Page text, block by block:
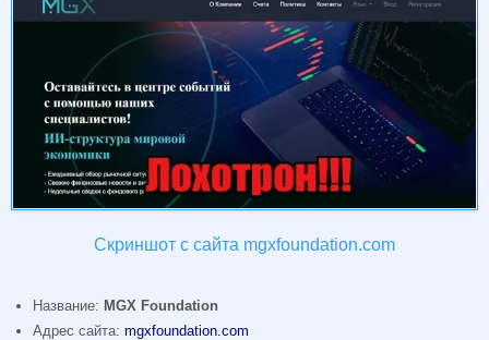
Скриншот с сайта mgxfoundation.com
Название: MGX Foundation
Адрес сайта:mgxfoundation.com